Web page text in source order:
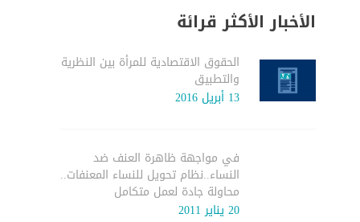
الأخبار الأكثر قرائة
الحقوق الاقتصادية للمرأة بين النظرية
والتطبيق
13 أبريل 2016
في مواجهة ظاهرة العنف ضد
النساء..نظام تحويل للنساء المعنفات..
محاولة جادة لعمل متكامل
20 يناير 2011